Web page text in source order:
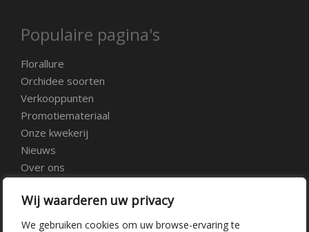
Wij waarderen uw privacy
We gebruiken cookies om uw browse-ervaring te
Populaire pagina's
Florallure
Orchidee soorten
Verkooppunten
Promotiemateriaal
Onze kwekerij
Nieuws
Over ons
Vacatures
Contact